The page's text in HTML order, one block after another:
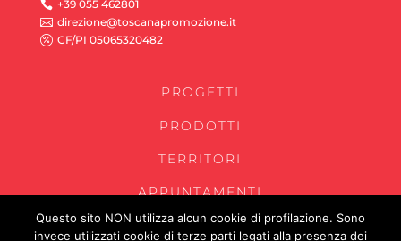
 +39 055 462801
 direzione@toscanapromozione.it
 CF/PI 05065320482
PROGETTI
PRODOTTI
TERRITORI
APPUNTAMENTI
Questo sito NON utilizza alcun cookie di profilazione. Sono
invece utilizzati cookie di terze parti legati alla presenza dei